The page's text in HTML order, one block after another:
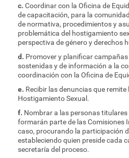
c. Coordinar con la Oficina de
de capacitación, para la
de normativa, procedimientos y
problemática del hostigamiento
perspectiva de género y derechos
d. Promover y planificar
sostenidas y de información a la
coordinación con la Oficina de
e. Recibir las denuncias que remite
Hostigamiento Sexual.
f. Nombrar a las personas titulares
formarán parte de las Comisiones
caso, procurando la participación
estableciendo quien preside cada
secretaría del proceso.